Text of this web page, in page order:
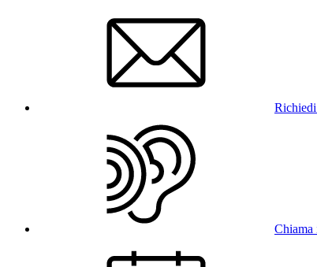
Richiedi
Chiama